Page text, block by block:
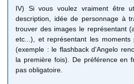
IV) Si vous voulez vraiment être
description, idée de personnage à
trouver des images le représentant
etc...), et représentant les
(exemple : le flashback d'Angelo
la première fois). De préférence en
pas obligatoire.